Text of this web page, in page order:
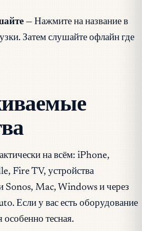
— Нажмите на название в
Затем слушайте офлайн где
на всём: iPhone,
Fire TV, устройства
Sonos, Mac, Windows и через
Если у вас есть оборудование
тесная.